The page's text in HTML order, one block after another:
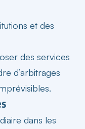
et des
des services
d’arbitrages
dans les